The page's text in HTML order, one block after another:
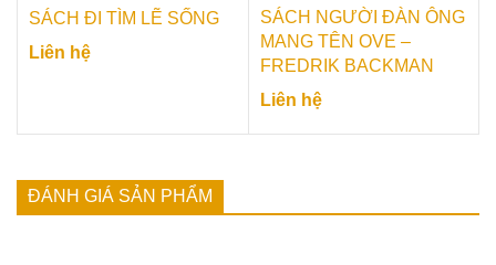
SÁCH ĐI TÌM LẼ SỐNG
Liên hệ
SÁCH NGƯỜI ĐÀN ÔNG
MANG TÊN OVE –
FREDRIK BACKMAN
Liên hệ
ĐÁNH GIÁ SẢN PHẨM